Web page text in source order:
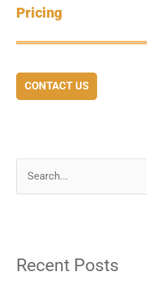
Pricing
CONTACT US
c
Recent Posts